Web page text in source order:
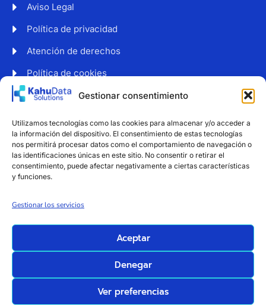
Gestionar consentimiento
Utilizamos tecnologías como las cookies para almacenar y/o acceder a
la información del dispositivo. El consentimiento de estas tecnologías
nos permitirá procesar datos como el comportamiento de navegación o
las identificaciones únicas en este sitio. No consentir o retirar el
consentimiento, puede afectar negativamente a ciertas características
y funciones.
Gestionar los servicios
Aceptar
Denegar
Ver preferencias
Aviso Legal
Política de privacidad
Atención de derechos
Política de cookies
Web accesible
Suscríbete a nuestro boletín para recibir noticias y
consejos sobre protección de datos.
electrónico
Suscribirse
KahuData Solutions |
Todos los derechos
Diseño y alojamiento:
Servicios Integrales Para